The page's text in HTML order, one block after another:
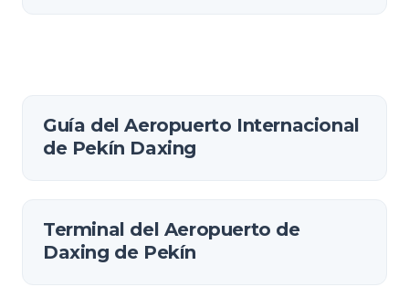
Guía del Aeropuerto Internacional
de Pekín Daxing
Terminal del Aeropuerto de
Daxing de Pekín